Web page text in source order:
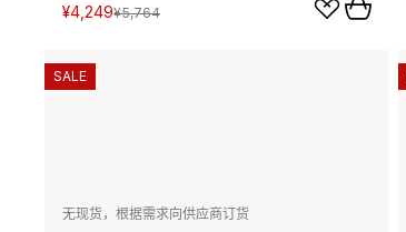
¥4,249¥5,764
无现货，根据需求向供应商订货
SALE